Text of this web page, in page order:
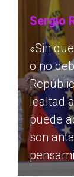
Sergio
«Sin
o no
lealtad
puede
son